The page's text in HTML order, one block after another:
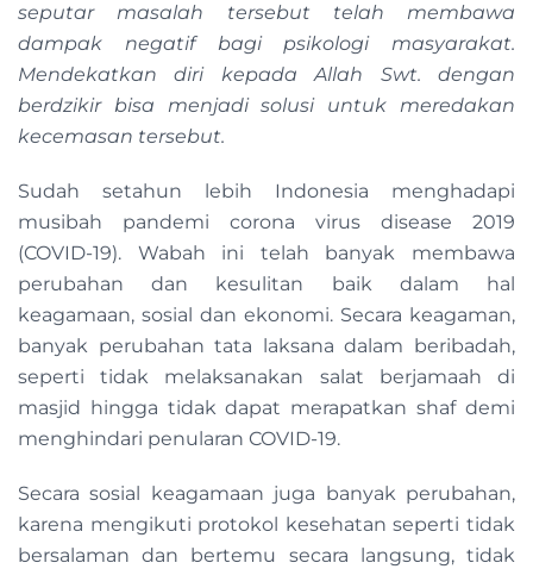
seputar masalah tersebut telah membawa
dampak negatif bagi psikologi masyarakat.
Mendekatkan diri kepada Allah Swt. dengan
berdzikir bisa menjadi solusi untuk meredakan
kecemasan tersebut.
Sudah setahun lebih Indonesia menghadapi
musibah pandemi corona virus disease 2019
(COVID-19). Wabah ini telah banyak membawa
perubahan dan kesulitan baik dalam hal
keagamaan, sosial dan ekonomi. Secara keagaman,
banyak perubahan tata laksana dalam beribadah,
seperti tidak melaksanakan salat berjamaah di
masjid hingga tidak dapat merapatkan shaf demi
menghindari penularan COVID-19.
Secara sosial keagamaan juga banyak perubahan,
karena mengikuti protokol kesehatan seperti tidak
bersalaman dan bertemu secara langsung, tidak